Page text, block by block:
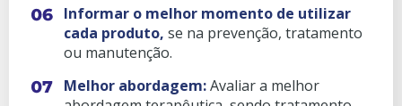
Informar o melhor momento de utilizar
cada produto, se na prevenção, tratamento
ou manutenção.
Melhor abordagem:Avaliar a melhor